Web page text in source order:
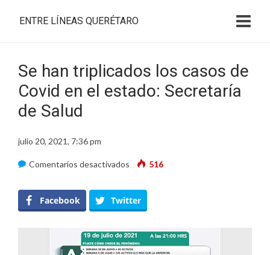
ENTRE LÍNEAS QUERÉTARO
Se han triplicados los casos de
Covid en el estado: Secretaría
de Salud
julio 20, 2021, 7:36 pm
Comentarios desactivados en
han
triplicados
los
casos
516
Facebook Twitter